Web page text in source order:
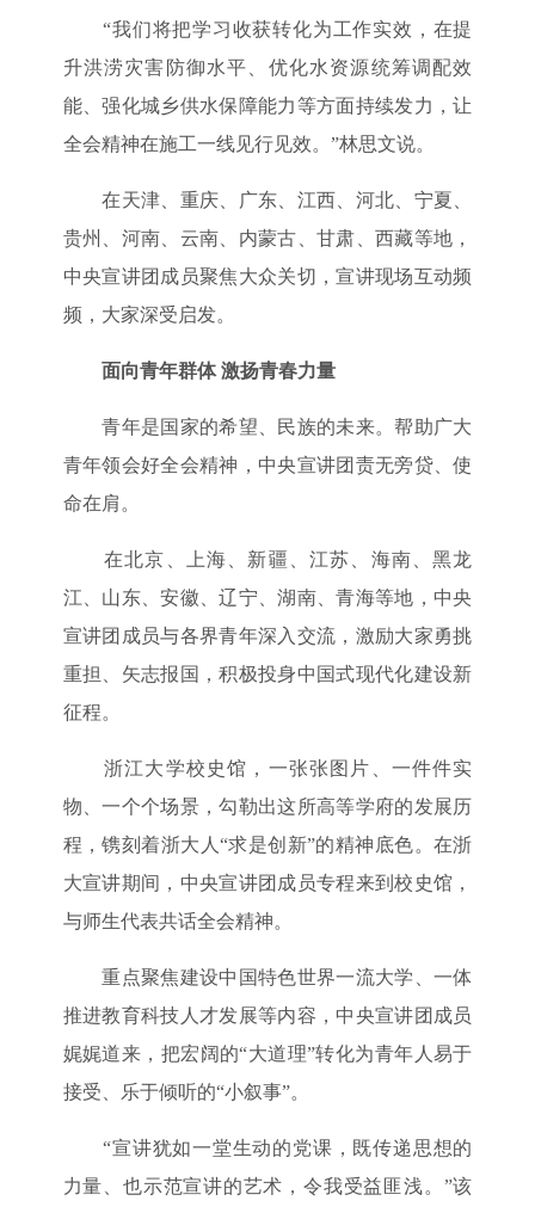
“我们将把学习收获转化为工作实效，在提
升洪涝灾害防御水平、优化水资源统筹调配效
能、强化城乡供水保障能力等方面持续发力，让
全会精神在施工一线见行见效。”林思文说。
在天津、重庆、广东、江西、河北、宁夏、
贵州、河南、云南、内蒙古、甘肃、西藏等地，
中央宣讲团成员聚焦大众关切，宣讲现场互动频
频，大家深受启发。
面向青年群体 激扬青春力量
青年是国家的希望、民族的未来。帮助广大
青年领会好全会精神，中央宣讲团责无旁贷、使
命在肩。
在北京、上海、新疆、江苏、海南、黑龙
江、山东、安徽、辽宁、湖南、青海等地，中央
宣讲团成员与各界青年深入交流，激励大家勇挑
重担、矢志报国，积极投身中国式现代化建设新
征程。
浙江大学校史馆，一张张图片、一件件实
物、一个个场景，勾勒出这所高等学府的发展历
程，镌刻着浙大人“求是创新”的精神底色。在浙
大宣讲期间，中央宣讲团成员专程来到校史馆，
与师生代表共话全会精神。
重点聚焦建设中国特色世界一流大学、一体
推进教育科技人才发展等内容，中央宣讲团成员
娓娓道来，把宏阔的“大道理”转化为青年人易于
接受、乐于倾听的“小叙事”。
“宣讲犹如一堂生动的党课，既传递思想的
力量、也示范宣讲的艺术，令我受益匪浅。”该